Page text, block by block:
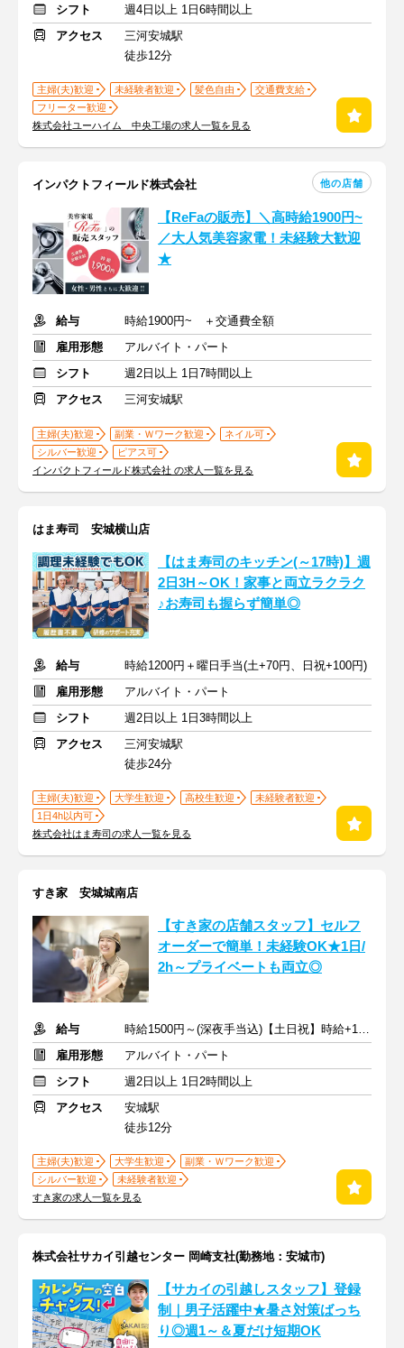
シフト
週4日以上 1日6時間以上
アクセス
三河安城駅
徒歩12分
主婦(夫)歓迎 未経験者歓迎 髪色自由
交通費支給
フリーター歓迎
株式会社ユーハイム 中央工場の求人一覧を見る
インパクトフィールド株式会社 他の店舗
【ReFaの販売】＼高時給1900円~
／大人気美容家電！未経験大歓迎
★
給与
時給1900円~ ＋交通費全額
雇用形態
アルバイト・パート
シフト
週2日以上 1日7時間以上
アクセス
三河安城駅
主婦(夫)歓迎 副業・Ｗワーク歓迎
ネイル可
シルバー歓迎
ピアス可
インパクトフィールド株式会社 の求人一覧を見る
はま寿司 安城横山店
【はま寿司のキッチン(～17時)】週
2日3H～OK！家事と両立ラクラク
♪お寿司も握らず簡単◎
給与
時給1200円＋曜日手当(土+70円、日祝+100円)
雇用形態
アルバイト・パート
シフト
週2日以上 1日3時間以上
アクセス
三河安城駅
徒歩24分
主婦(夫)歓迎 大学生歓迎 高校生歓迎
未経験者歓迎
1日4h以内可
株式会社はま寿司の求人一覧を見る
すき家 安城城南店
【すき家の店舗スタッフ】セルフ
オーダーで簡単！未経験OK★1日/
2h～プライベートも両立◎
給与
時給1500円～(深夜手当込)【土日祝】時給+100円
雇用形態
アルバイト・パート
シフト
週2日以上 1日2時間以上
アクセス
安城駅
徒歩12分
主婦(夫)歓迎 大学生歓迎
副業・Ｗワーク歓迎
シルバー歓迎
未経験者歓迎
すき家の求人一覧を見る
株式会社サカイ引越センター 岡崎支社(勤務地：安城市)
【サカイの引越しスタッフ】登録
制｜男子活躍中★暑さ対策ばっち
り◎週1～＆夏だけ短期OK